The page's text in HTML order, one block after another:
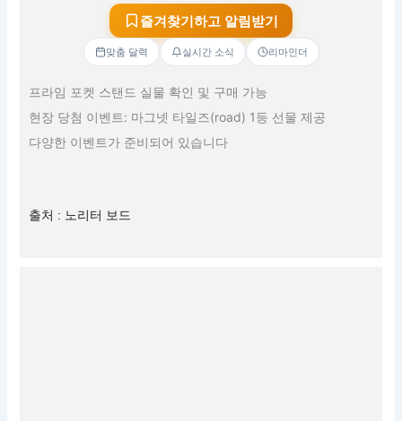
즐겨찾기하고 알림받기
맞춤 달력 실시간 소식 리마인더
프라임 포켓 스탠드 실물 확인 및 구매 가능
현장 당첨 이벤트: 마그넷 타일즈(road) 1등 선물 제공
다양한 이벤트가 준비되어 있습니다
출처 : 노리터 보드